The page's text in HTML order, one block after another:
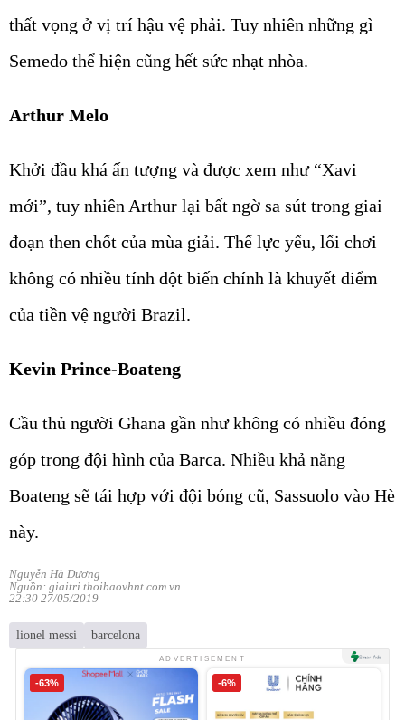
thất vọng ở vị trí hậu vệ phải. Tuy nhiên những gì
Semedo thể hiện cũng hết sức nhạt nhòa.
Arthur Melo
Khởi đầu khá ấn tượng và được xem như “Xavi
mới”, tuy nhiên Arthur lại bất ngờ sa sút trong giai
đoạn then chốt của mùa giải. Thể lực yếu, lối chơi
không có nhiều tính đột biến chính là khuyết điểm
của tiền vệ người Brazil.
Kevin Prince-Boateng
Cầu thủ người Ghana gần như không có nhiều đóng
góp trong đội hình của Barca. Nhiều khả năng
Boateng sẽ tái hợp với đội bóng cũ, Sassuolo vào Hè
này.
Nguyễn Hà Dương
Nguồn: giaitri.thoibaovhnt.com.vn
22:30 27/05/2019
lionel messi barcelona
ADVERTISEMENT
-63% -6%